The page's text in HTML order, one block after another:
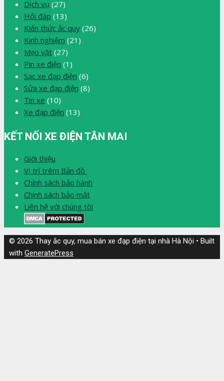
Dịch vụ (27)
Hỏi đáp (13)
Kiến thức ắc quy (26)
Kinh nghiệm (21)
Mẹo vặt (27)
Pin xe điện (1)
Sạc xe đạp điện (6)
Sửa xe đạp điện (8)
Tin xe (10)
Xe đạp điện (13)
KẾT NỐI XE ĐIỆN TÂN MAI
Giới thiệu
Vị trí trêm Bản đồ
Chính sách bảo hành
Chính sách bảo mật
Liên hệ với chúng tôi
© 2026 Thay ắc quy, mua bán xe đạp điện tại nhà Hà Nội • Built
with GeneratePress